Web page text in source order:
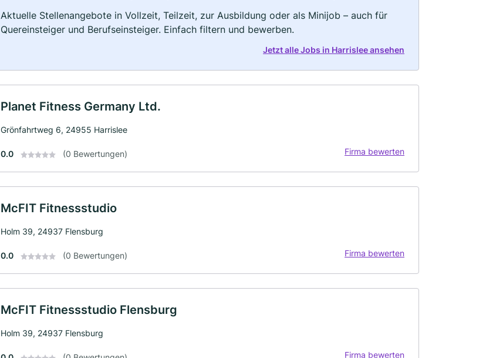
Aktuelle Stellenangebote in Vollzeit, Teilzeit, zur Ausbildung oder als Minijob – auch für
Quereinsteiger und Berufseinsteiger. Einfach filtern und bewerben.
Jetzt alle Jobs in Harrislee ansehen
Planet Fitness Germany Ltd.
Grönfahrtweg 6, 24955 Harrislee
0.0 (0 Bewertungen) Firma bewerten
McFIT Fitnessstudio
Holm 39, 24937 Flensburg
0.0 (0 Bewertungen) Firma bewerten
McFIT Fitnessstudio Flensburg
Holm 39, 24937 Flensburg
Firma bewerten